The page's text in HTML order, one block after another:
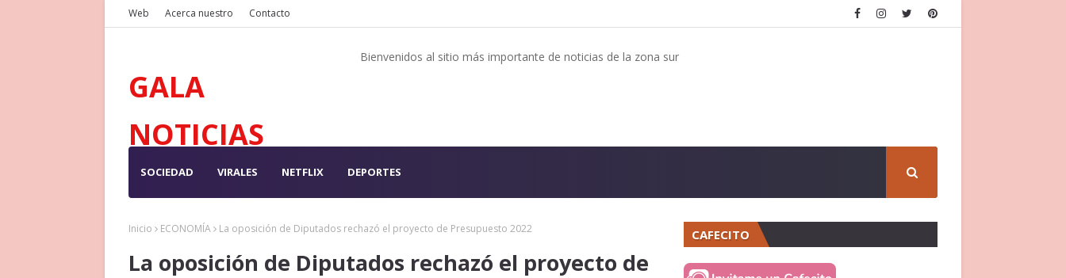
Web Acerca nuestro Contacto
GALA
NOTICIAS
Bienvenidos al sitio más importante de noticias de la zona sur
SOCIEDAD VIRALES NETFLIX DEPORTES
Inicio ECONOMÍA La oposición de Diputados rechazó el proyecto de Presupuesto 2022
La oposición de Diputados rechazó el proyecto de
CAFECITO